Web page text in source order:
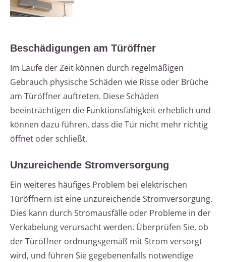
Beschädigungen am Türöffner
Im Laufe der Zeit können durch regelmäßigen
Gebrauch physische Schäden wie Risse oder Brüche
am Türöffner auftreten. Diese Schäden
beeinträchtigen die Funktionsfähigkeit erheblich und
können dazu führen, dass die Tür nicht mehr richtig
öffnet oder schließt.
Unzureichende Stromversorgung
Ein weiteres häufiges Problem bei elektrischen
Türöffnern ist eine unzureichende Stromversorgung.
Dies kann durch Stromausfälle oder Probleme in der
Verkabelung verursacht werden. Überprüfen Sie, ob
der Türöffner ordnungsgemäß mit Strom versorgt
wird, und führen Sie gegebenenfalls notwendige